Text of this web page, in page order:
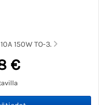
150W TO-3.
€